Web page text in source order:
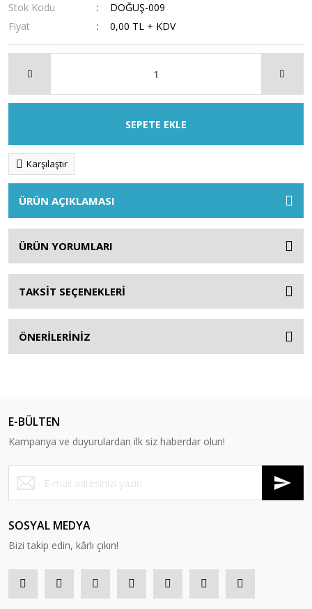
Stok Kodu
DOĞUŞ-009
Fiyat
0,00 TL + KDV
SEPETE EKLE
Karşılaştır
ÜRÜN AÇIKLAMASI
ÜRÜN YORUMLARI
TAKSİT SEÇENEKLERİ
ÖNERİLERİNİZ
E-BÜLTEN
Kampanya ve duyurulardan ilk siz haberdar olun!
SOSYAL MEDYA
Bizi takip edin, kârlı çıkın!